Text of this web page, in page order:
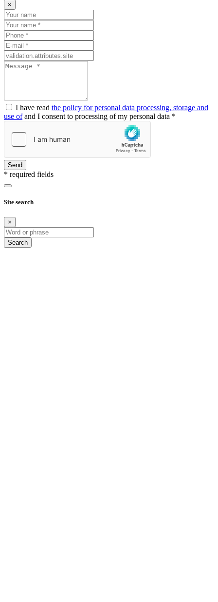
×
I have read the policy for personal data processing, storage and
use ofand I consent to processing of my personal data *
Send
* required fields
Site search
×
Search